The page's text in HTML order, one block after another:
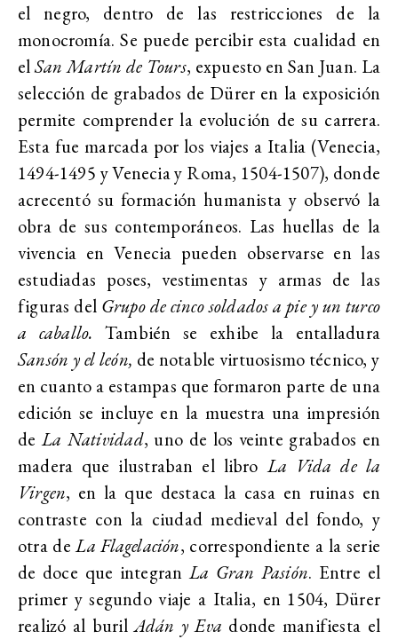
el negro, dentro de las restricciones de la
monocromía. Se puede percibir esta cualidad en
elSan Martín de Tours, expuesto en San Juan. La
selección de grabados de Dürer en la exposición
permite comprender la evolución de su carrera.
Esta fue marcada por los viajes a Italia (Venecia,
1494-1495 y Venecia y Roma, 1504-1507), donde
acrecentó su formación humanista y observó la
obra de sus contemporáneos. Las huellas de la
vivencia en Venecia pueden observarse en las
estudiadas poses, vestimentas y armas de las
figuras del Grupo de cinco soldados a pie y un turco
a caballo. También se exhibe la entalladura
Sansón y el león, de notable virtuosismo técnico, y
en cuanto a estampas que formaron parte de una
edición se incluye en la muestra una impresión
de La Natividad, uno de los veinte grabados en
madera que ilustraban el libroLa Vida de la
Virgen, en la que destaca la casa en ruinas en
contraste con la ciudad medieval del fondo, y
otra deLa Flagelación, correspondiente a la serie
de doce que integranLa Gran Pasión. Entre el
primer y segundo viaje a Italia, en 1504, Dürer
realizó al burilAdán y Eva donde manifiesta el